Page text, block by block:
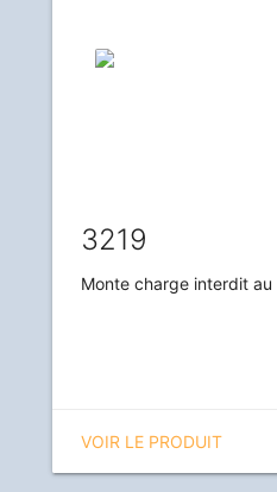
3219
Monte charge interdit au
VOIR LE PRODUIT